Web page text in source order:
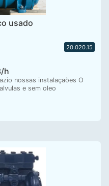
usado
h
20.020.15
nossas instalaçaões O
e sem oleo